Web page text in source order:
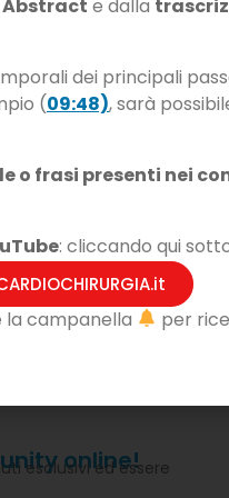
TECNICA ECO – Lo studio
ventricolare
online!
esclusivi ed essere
Abstract e dalla
dei principali
(09:48), sarà
o frasi presenti nei
: cliccando qui
campanella
per